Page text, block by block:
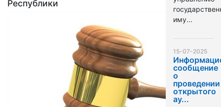
Республики
иму...
15-07-2025
сообщение
о
проведении
открытого
ау...